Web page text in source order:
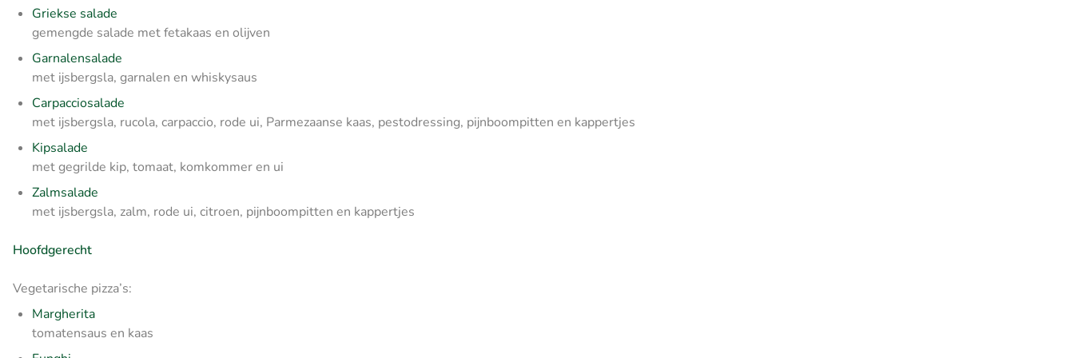
Griekse salade
gemengde salade met fetakaas en olijven
Garnalensalade
met ijsbergsla, garnalen en whiskysaus
Carpacciosalade
met ijsbergsla, rucola, carpaccio, rode ui, Parmezaanse kaas, pestodressing, pijnboompitten en kappertjes
Kipsalade
met gegrilde kip, tomaat, komkommer en ui
Zalmsalade
met ijsbergsla, zalm, rode ui, citroen, pijnboompitten en kappertjes
Hoofdgerecht
Vegetarische pizza’s:
Margherita
tomatensaus en kaas